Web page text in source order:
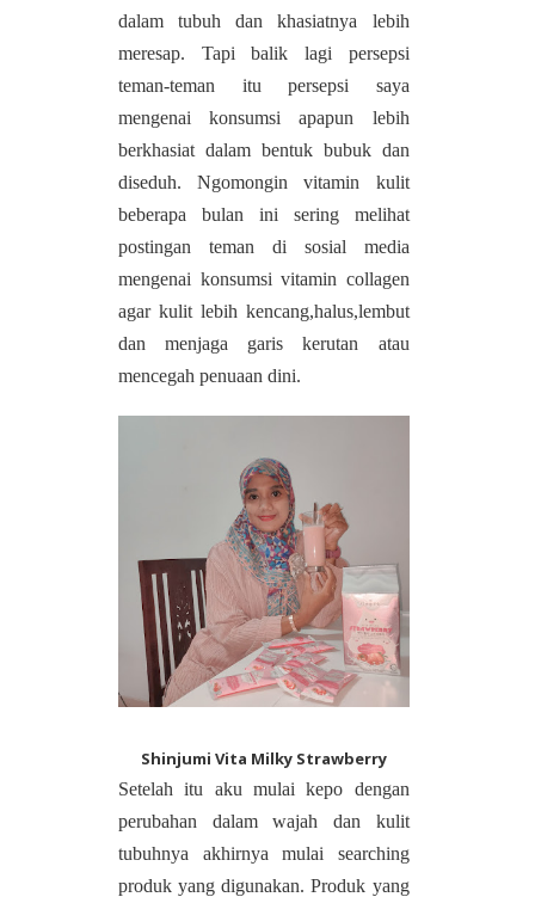
dalam tubuh dan khasiatnya lebih
meresap. Tapi balik lagi persepsi
teman-teman itu persepsi saya
mengenai konsumsi apapun lebih
berkhasiat dalam bentuk bubuk dan
diseduh. Ngomongin vitamin kulit
beberapa bulan ini sering melihat
postingan teman di sosial media
mengenai konsumsi vitamin collagen
agar kulit lebih kencang,halus,lembut
dan menjaga garis kerutan atau
mencegah penuaan dini.
Shinjumi Vita Milky Strawberry
Setelah itu aku mulai kepo dengan
perubahan dalam wajah dan kulit
tubuhnya akhirnya mulai searching
produk yang digunakan. Produk yang